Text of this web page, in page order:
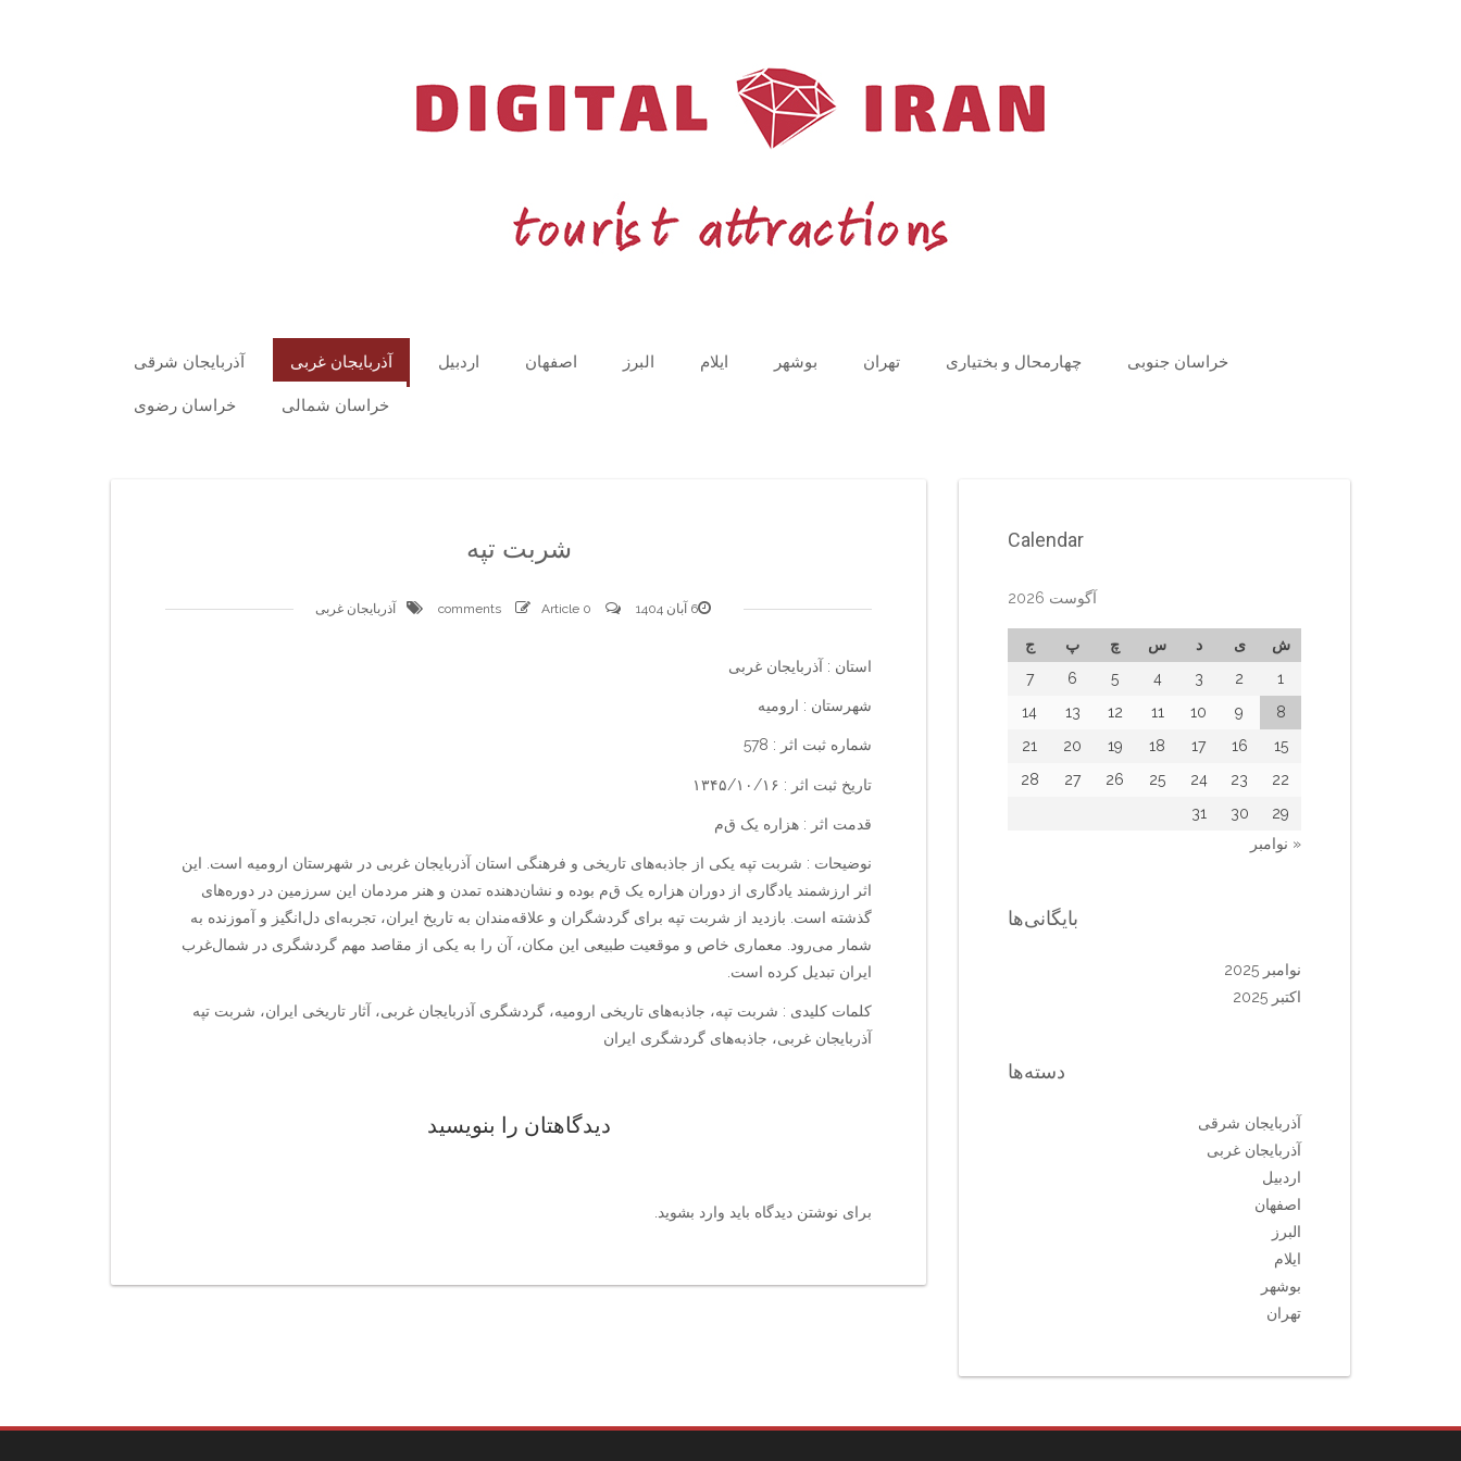
آذربایجان شرقی آذربایجان غربی اردبیل اصفهان البرز ایلام بوشهر تهران چهارمحال و بختیاری خراسان جنوبی
خراسان رضوی خراسان شمالی
شربت تپه
6 آبان 1404 0 comments
Article آذربایجان غربی
استان : آذربایجان غربی
شهرستان : ارومیه
شماره ثبت اثر : 578
تاریخ ثبت اثر : ۱۳۴۵/۱۰/۱۶
قدمت اثر : هزاره یک ق‌م‌
نوضیحات : شربت تپه یکی از جاذبه‌های تاریخی و فرهنگی استان آذربایجان غربی در شهرستان ارومیه است. این
اثر ارزشمند یادگاری از دوران هزاره یک ق‌م‌ بوده و نشان‌دهنده تمدن و هنر مردمان این سرزمین در دوره‌های
گذشته است. بازدید از شربت تپه برای گردشگران و علاقه‌مندان به تاریخ ایران، تجربه‌ای دل‌انگیز و آموزنده به
شمار می‌رود. معماری خاص و موقعیت طبیعی این مکان، آن را به یکی از مقاصد مهم گردشگری در شمال‌غرب
ایران تبدیل کرده است.
کلمات کلیدی : شربت تپه، جاذبه‌های تاریخی ارومیه، گردشگری آذربایجان غربی، آثار تاریخی ایران، شربت تپه
آذربایجان غربی، جاذبه‌های گردشگری ایران
دیدگاهتان را بنویسید
برای نوشتن دیدگاه باید وارد بشوید
Calendar
آگوست 2026
ش ی د س چ پ
ج
1
2
3
4
5
6
7
8
9
10
11
12
13
14
15
16
17
18
19
20
21
22
23
24
25
26
27
28
29
30
31
« نوامبر
بایگانی‌ها
نوامبر 2025
اکتبر 2025
دسته‌ها
آذربایجان شرقی
آذربایجان غربی
اردبیل
اصفهان
البرز
ایلام
بوشهر
تهران